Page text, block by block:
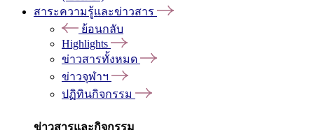
สาระความรู้และข่าวสาร
ย้อนกลับ
Highlights
ข่าวสารทั้งหมด
ข่าวจุฬาฯ
ปฏิทินกิจกรรม
ข่าวสารและกิจกรรม